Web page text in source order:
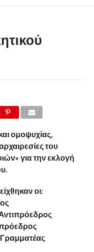
ομοψυχίας,
του
για την εκλογή
οι: